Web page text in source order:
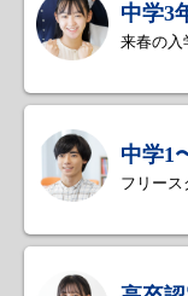
中学3
来春の入
中学1
フリース